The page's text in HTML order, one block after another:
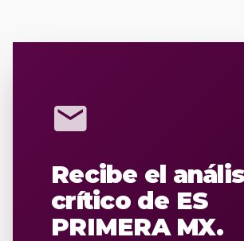
mail
Recibe el
crítico de ES
PRIMERA MX.